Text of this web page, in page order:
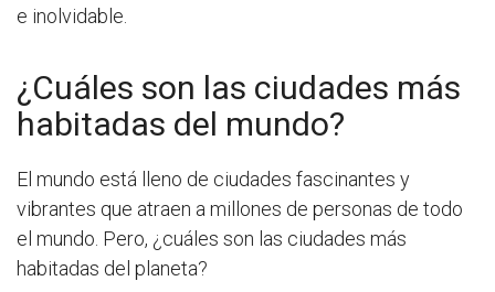
e inolvidable.
¿Cuáles son las ciudades más
habitadas del mundo?
El mundo está lleno de ciudades fascinantes y
vibrantes que atraen a millones de personas de todo
el mundo. Pero, ¿cuáles son las ciudades más
habitadas del planeta?